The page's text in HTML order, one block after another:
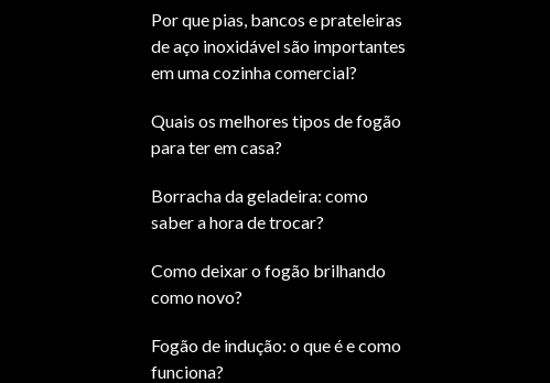
Por que pias, bancos e prateleiras
de aço inoxidável são importantes
em uma cozinha comercial?
Quais os melhores tipos de fogão
para ter em casa?
Borracha da geladeira: como
saber a hora de trocar?
Como deixar o fogão brilhando
como novo?
Fogão de indução: o que é e como
funciona?